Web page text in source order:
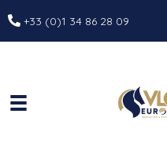
+33 (0)1 34 86 28 09